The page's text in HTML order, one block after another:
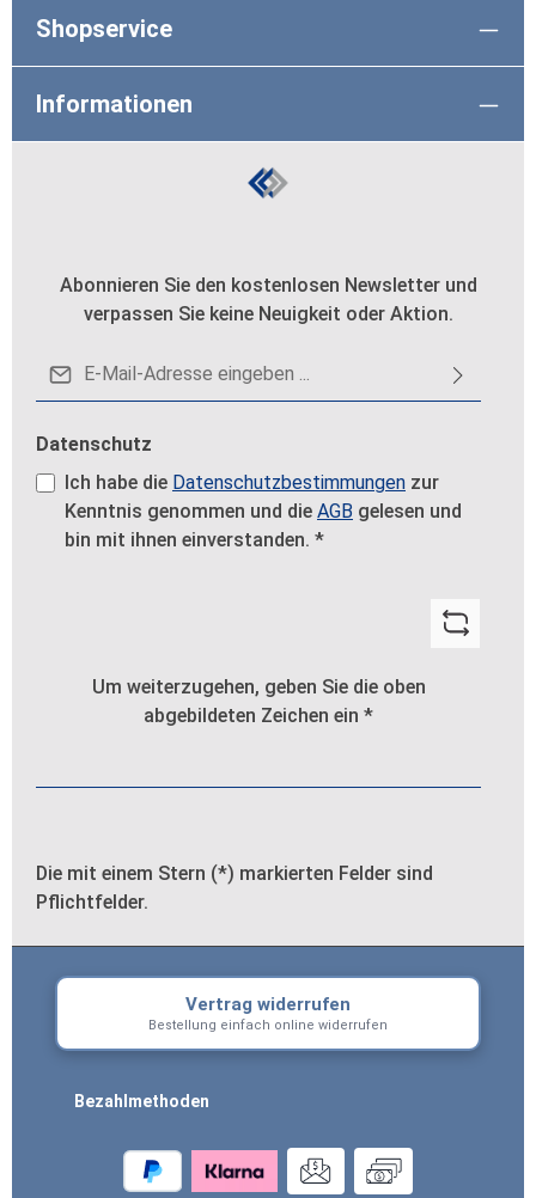
Shopservice
Informationen
Abonnieren Sie den kostenlosen Newsletter und
verpassen Sie keine Neuigkeit oder Aktion.
E-Mail-Adresse*
Datenschutz
Ich habe die Datenschutzbestimmungen zur
Kenntnis genommen und die AGB gelesen und
bin mit ihnen einverstanden. *
Um weiterzugehen, geben Sie die oben
abgebildeten Zeichen ein *
Die mit einem Stern (*) markierten Felder sind
Pflichtfelder.
Vertrag widerrufen
Bestellung einfach online widerrufen
Bezahlmethoden